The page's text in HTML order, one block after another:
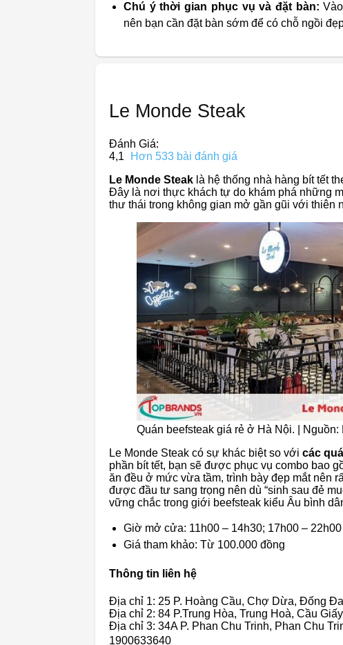
Chú ý thời gian phục vụ và đặt bàn:
nên bạn cần đặt bàn sớm để có chỗ ngồi
Le Monde Steak
Đánh Giá:
4,1
Hơn 533 bài đánh giá
Le Monde Steak là hệ thống nhà hàng bít tết
Đây là nơi thực khách tự do khám phá những
thư thái trong không gian mở gần gũi với thiên
Quán beefsteak giá rẻ ở Hà Nội. | Nguồn:
Le Monde Steak có sự khác biệt so với các
phần bít tết, bạn sẽ được phục vụ combo bao
ăn đều ở mức vừa tầm, trình bày đẹp mắt nên
được đầu tư sang trọng nên dù “sinh sau đẻ
vững chắc trong giới beefsteak kiểu Âu bình
Giờ mở cửa: 11h00 – 14h30; 17h00 – 22h00
Giá tham khảo: Từ 100.000 đồng
Thông tin liên hệ
Địa chỉ 1: 25 P. Hoàng Cầu, Chợ Dừa, Đống
Địa chỉ 2: 84 P.Trung Hòa, Trung Hoà, Cầu
Địa chỉ 3: 34A P. Phan Chu Trinh, Phan Chu
1900633640